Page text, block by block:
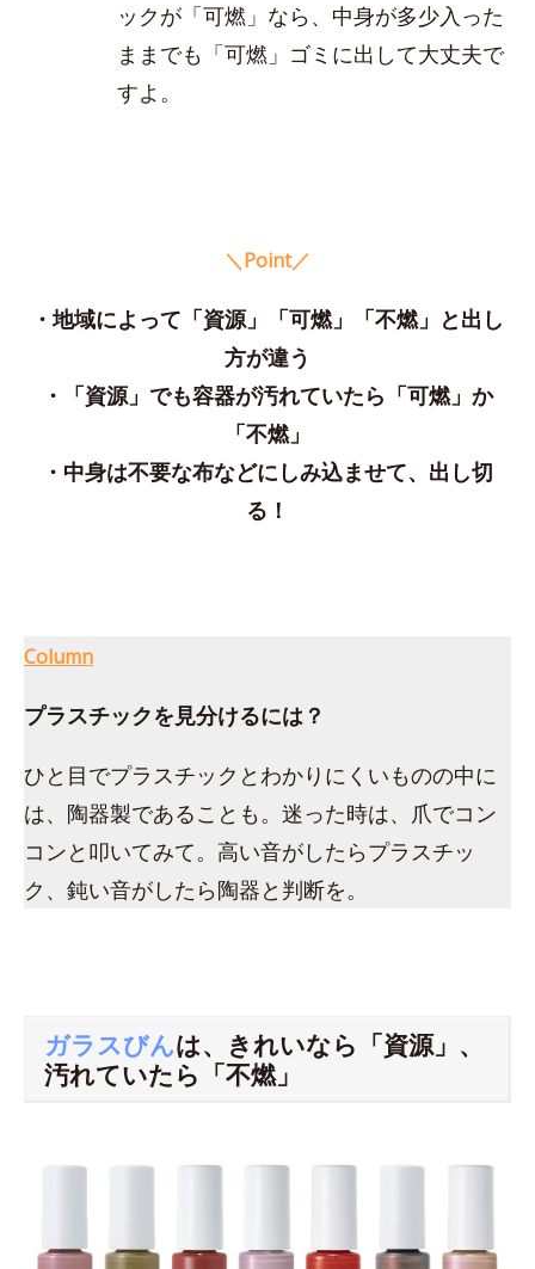
ックが「可燃」なら、中身が多少入った
ままでも「可燃」ゴミに出して大丈夫で
すよ。
＼Point／
・地域によって「資源」「可燃」「不燃」と出し
方が違う
・「資源」でも容器が汚れていたら「可燃」か
「不燃」
・中身は不要な布などにしみ込ませて、出し切
る！
Column
プラスチックを見分けるには？
ひと目でプラスチックとわかりにくいものの中に
は、陶器製であることも。迷った時は、爪でコン
コンと叩いてみて。高い音がしたらプラスチッ
ク、鈍い音がしたら陶器と判断を。
ガラスびんは、きれいなら「資源」、
汚れていたら「不燃」